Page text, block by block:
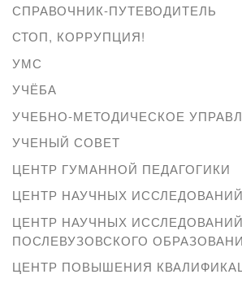
СПРАВОЧНИК-ПУТЕВОДИТЕЛЬ
СТОП, КОРРУПЦИЯ!
УМС
УЧЁБА
УЧЕБНО-МЕТОДИЧЕСКОЕ
УЧЕНЫЙ СОВЕТ
ЦЕНТР ГУМАННОЙ ПЕДАГОГИКИ
ЦЕНТР НАУЧНЫХ ИССЛЕДОВАНИЙ
ЦЕНТР НАУЧНЫХ
ПОСЛЕВУЗОВСКОГО
ЦЕНТР ПОВЫШЕНИЯ